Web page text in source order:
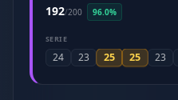
192/200 96.0%
SERIE
24 23 25 25 23